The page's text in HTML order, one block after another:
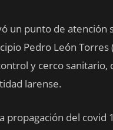
un punto de atención
Pedro León Torres
y cerco sanitario,
larense.
del covid